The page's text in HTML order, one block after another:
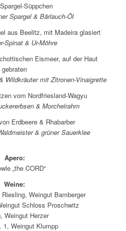
Süppchen
Spargel & Bärlauch-Öl
aus Beelitz, mit Madeira glasiert
Spinat & Ur-Möhre
Eismeer, auf der Haut
gebraten
Wildkräuter mit Zitronen-Vinaigrette
vom Nordfriesland-Wagyu
& Morchelrahm
Erdbeere & Rhabarber
& grüner Sauerklee
Apero:
„the CORD“
Weine:
Weingut Bamberger
Schloss Proschwitz
Weingut Herzer
1, Weingut Klumpp